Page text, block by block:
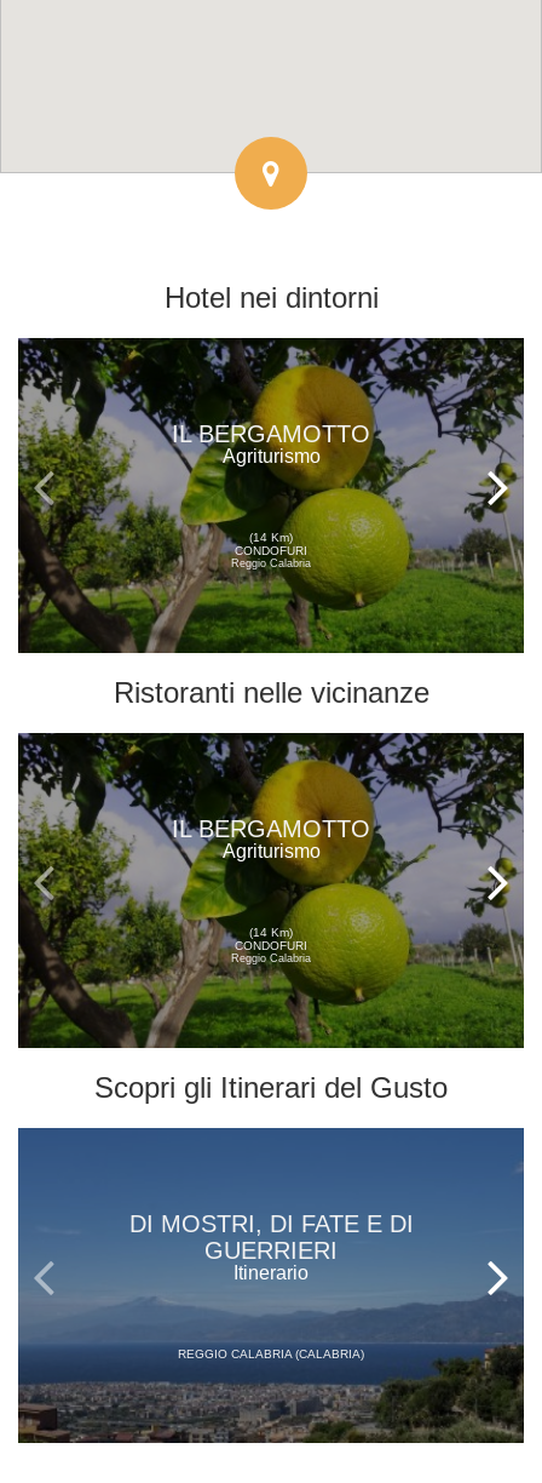
Hotel nei dintorni
IL BERGAMOTTO
Agriturismo
(14 Km)
CONDOFURI
Reggio Calabria
Ristoranti nelle vicinanze
IL BERGAMOTTO
Agriturismo
(14 Km)
CONDOFURI
Reggio Calabria
Scopri gli Itinerari del Gusto
DI MOSTRI, DI FATE E DI
GUERRIERI
Itinerario
REGGIO CALABRIA (CALABRIA)